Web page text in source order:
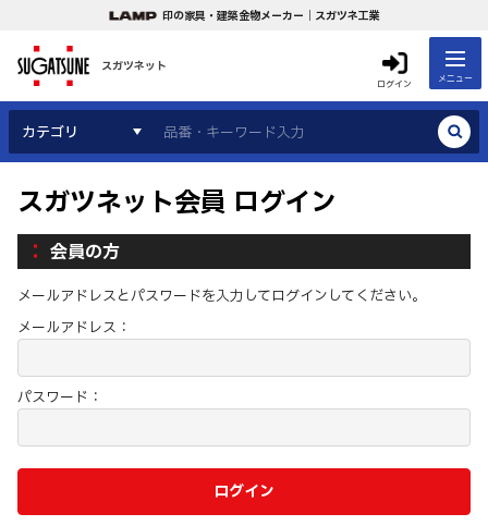
印の家具・建築金物メーカー｜スガツネ工業
スガツネット
ログイン メニュー
カテゴリ
スガツネット会員 ログイン
会員の方
メールアドレスとパスワードを入力してログインしてください。
メールアドレス：
パスワード：